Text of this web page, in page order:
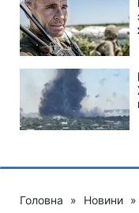
Головна » Новини »